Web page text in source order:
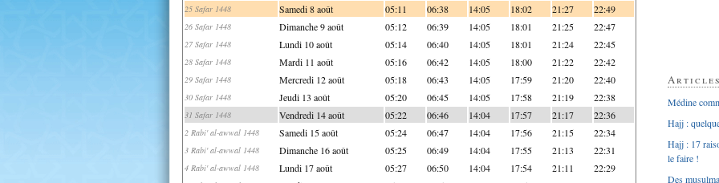
25 Safar 1448 Samedi 8 août 05:11 06:38 14:05 18:02 21:27 22:49
26 Safar 1448 Dimanche 9 août 05:12 06:39 14:05 18:01 21:25 22:47
27 Safar 1448 Lundi 10 août 05:14 06:40 14:05 18:01 21:24 22:45
28 Safar 1448 Mardi 11 août 05:16 06:42 14:05 18:00 21:22 22:42
29 Safar 1448 Mercredi 12 août 05:18 06:43 14:05 17:59 21:20 22:40
30 Safar 1448 Jeudi 13 août 05:20 06:45 14:05 17:58 21:19 22:38
31 Safar 1448 Vendredi 14 août 05:22 06:46 14:04 17:57 21:17 22:36
2 Rabi' al-awwal 1448 Samedi 15 août 05:24 06:47 14:04 17:56 21:15 22:34
3 Rabi' al-awwal 1448 Dimanche 16 août 05:25 06:49 14:04 17:55 21:13 22:31
4 Rabi' al-awwal 1448 Lundi 17 août 05:27 06:50 14:04 17:54 21:11 22:29
Médine
Hajj :
Hajj : 17
le faire !
Des